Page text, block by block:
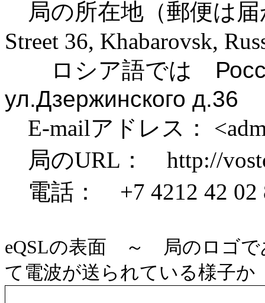
局の所在地（郵便は
Street 36, Khabarovsk,
ロシア語では
ул.Дзержинского д.36
E-mailアドレス：
局のURL： http://
電話： +7 4212 42 02
eQSLの表面 ～ 局のロゴで
て電波が送られている様子か